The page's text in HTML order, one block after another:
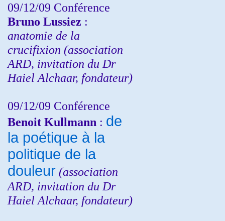
09/12/09 Conférence
Bruno Lussiez :
anatomie de la
crucifixion (association
ARD, invitation du Dr
Haiel Alchaar, fondateur)
09/12/09 Conférence
Benoit Kullmann : de
la poétique à la
politique de la
douleur (association
ARD, invitation du Dr
Haiel Alchaar, fondateur)